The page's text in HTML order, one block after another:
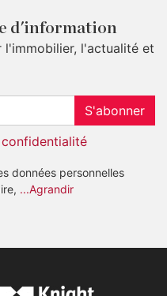
d'information
l'immobilier, l'actualité et
S'abonner
données personnelles
...Agrandir